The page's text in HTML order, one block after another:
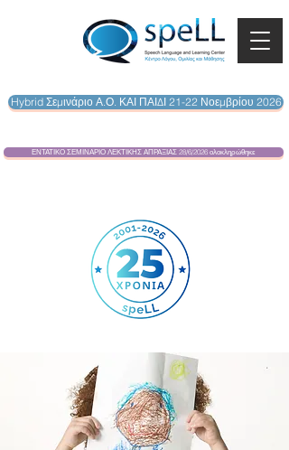
Hybrid Σεμινάριο Α.Ο. ΚΑΙ ΠΑΙΔΙ 21-22 Νοεμβρίου 2026
ΕΝΤΑΤΙΚΟ ΣΕΜΙΝΑΡΙΟ ΛΕΚΤΙΚΗΣ ΑΠΡΑΞΙΑΣ 28/6/2026 ολοκληρώθηκε